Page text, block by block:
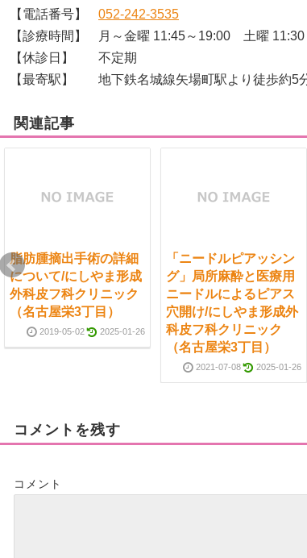
【電話番号】
052-242-3535
【診療時間】
月～金曜 11:45～19:00 土曜
【休診日】
不定期
【最寄駅】
地下鉄名城線矢場町駅より徒歩約5
関連記事
脂肪腫摘出手術の詳細
について/にしやま形成
外科皮フ科クリニック
（名古屋栄3丁目）
2019-05-02 2025-01-26
「ニードルピアッシン
グ」局所麻酔と医療用
ニードルによるピアス
穴開け/にしやま形成外
科皮フ科クリニック
（名古屋栄3丁目）
2021-07-08 2025-01-26
コメントを残す
コメント